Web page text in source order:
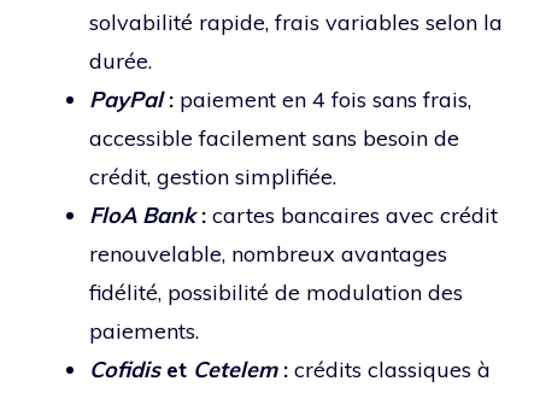
solvabilité rapide, frais variables selon la
durée.
PayPal: paiement en 4 fois sans frais,
accessible facilement sans besoin de
crédit, gestion simplifiée.
FloA Bank: cartes bancaires avec crédit
renouvelable, nombreux avantages
fidélité, possibilité de modulation des
paiements.
Cofidiset Cetelem: crédits classiques à